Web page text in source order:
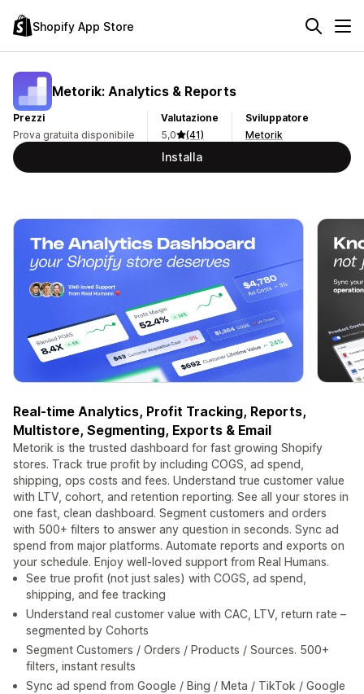
Shopify App Store
Metorik: Analytics & Reports
Prezzi
Prova gratuita disponibile
Valutazione
5,0
(41)
Sviluppatore
Metorik
Installa
Real-time Analytics, Profit Tracking, Reports,
Multistore, Segmenting, Exports & Email
Metorik is the trusted dashboard for fast growing Shopify
stores. Track true profit by including COGS, ad spend,
shipping, ops costs and fees. Understand true customer value
with LTV, cohort, and retention reporting. See all your stores in
one fast, clean dashboard. Segment customers and orders
with 500+ filters to answer any question in seconds. Sync ad
spend from major platforms. Automate reports and exports on
your schedule. Enjoy well-loved support from Real Humans.
See true profit (not just sales) with COGS, ad spend,
shipping, and fee tracking
Understand real customer value with CAC, LTV, return rate –
segmented by Cohorts
Segment Customers / Orders / Products / Sources. 500+
filters, instant results
Sync ad spend from Google / Bing / Meta / TikTok / Google